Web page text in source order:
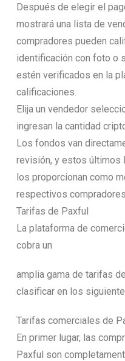
Después de elegir el
mostrará una lista de
compradores pueden
identificación con foto o
estén verificados en la
calificaciones.
Elija un vendedor
ingresan la cantidad
Los fondos van
revisión, y estos últimos
los proporcionan como
respectivos compradores.
Tarifas de Paxful
La plataforma de
cobra un
amplia gama de tarifas
clasificar en los
Tarifas comerciales de
En primer lugar, las
Paxful son